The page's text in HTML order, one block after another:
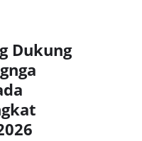
Dukung